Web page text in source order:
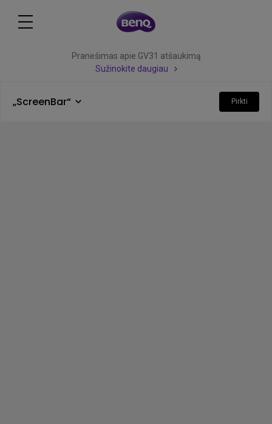
Pranešimas apie GV31 atšaukimą
Sužinokite daugiau
„​ScreenBar“ Pirkti